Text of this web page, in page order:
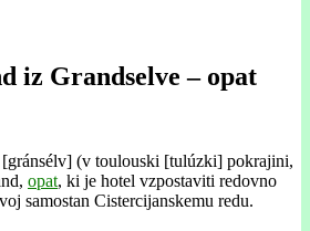
iz Grandselve – opat
[gránsélv] (v toulouski [tulúzki] pokrajini,
opat, ki je hotel vzpostaviti redovno
samostan Cistercijanskemu redu.